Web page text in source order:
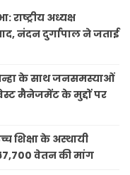
राष्ट्रीय अध्यक्ष
नंदन दुर्गापाल ने जताई
के साथ जनसमस्याओं
मैनेजमेंट के मुद्दों पर
शिक्षा के अस्थायी
वेतन की मांग